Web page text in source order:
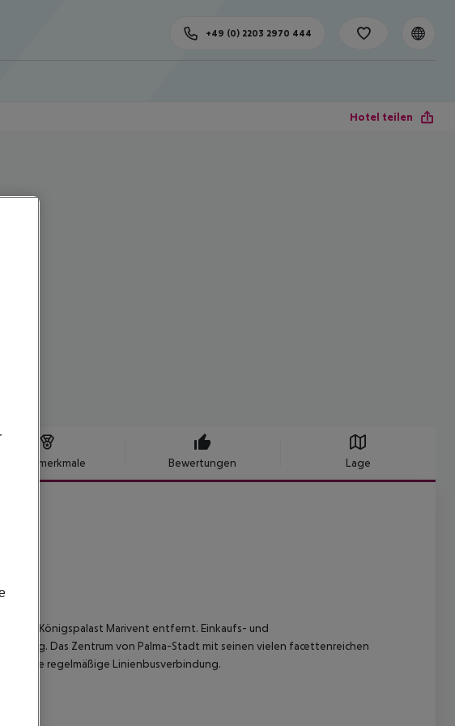
+49 (0) 2203 2970 444
Hotel teilen
Hotelmerkmale Bewertungen Lage
vom Königspalast Marivent entfernt. Einkaufs- und
Das Zentrum von Palma-Stadt mit seinen vielen facettenreichen
eine regelmäßige Linienbusverbindung.